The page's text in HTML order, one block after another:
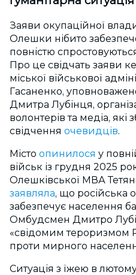
Заяви окупаційної
Олешки нібито
повністю
Про це свідчать заяви
міської військової
Гасаненко,
Дмитра Лубінця,
волонтерів та медіа, які
свідчення очевидців.
Місто опинилося у
військ із грудня 2025
Олешківської МВА
заявляла, що російська
забезпечує населення
Омбудсмен Дмитро
«свідомим тероризмом
проти мирного
Ситуація з їжею в